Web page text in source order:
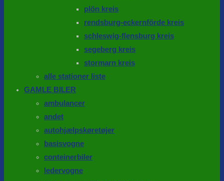
plön kreis
rendsburg-eckernförde kreis
schleswig-flensburg kreis
segeberg kreis
stormarn kreis
alle stationer liste
GAMLE BILER
ambulancer
andet
autohjælpskøretøjer
basisvogne
conteinerbiler
ledervogne